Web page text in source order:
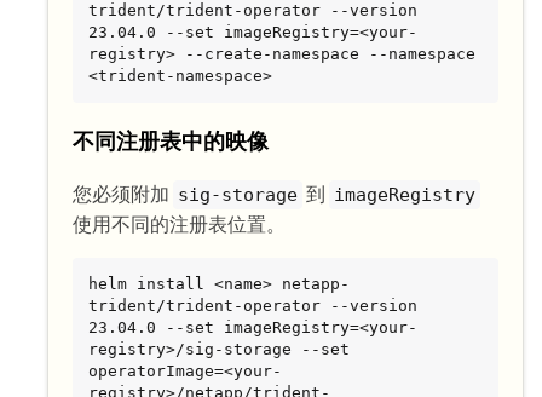
trident/trident-operator --version
23.04.0 --set imageRegistry=<your-
registry> --create-namespace --namespace
<trident-namespace>
不同注册表中的映像
您必须附加 sig-storage 到 imageRegistry
使用不同的注册表位置。
helm install <name> netapp-
trident/trident-operator --version
23.04.0 --set imageRegistry=<your-
registry>/sig-storage --set
operatorImage=<your-
registry>/netapp/trident-